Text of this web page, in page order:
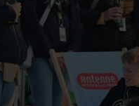
Inhalte von
mir die externen Inhalte
werden. Mehr Infos gibt es in der